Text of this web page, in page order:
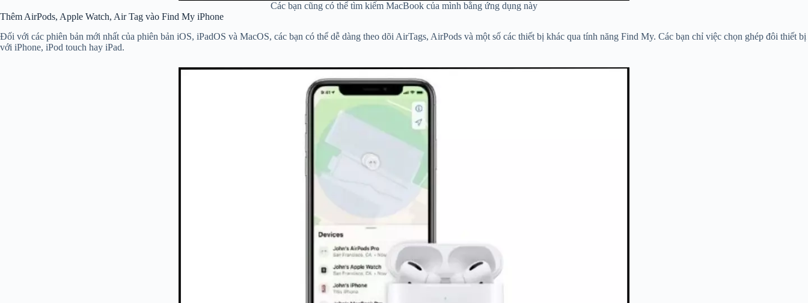
Các bạn cũng có thể tìm kiếm MacBook của mình bằng ứng dụng này
Thêm AirPods, Apple Watch, Air Tag vào Find My iPhone
Đối với các phiên bản mới nhất của phiên bản iOS, iPadOS và MacOS, các bạn có thể dễ dàng theo dõi AirTags, AirPods và một số các thiết bị khác qua tính năng Find My. Các bạn chỉ việc chọn ghép đôi thiết bị
với iPhone, iPod touch hay iPad.